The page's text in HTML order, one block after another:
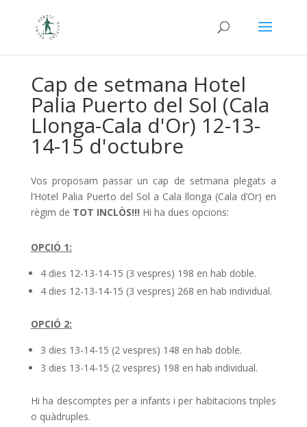
Cap de setmana Hotel
Palia Puerto del Sol (Cala
Llonga-Cala d'Or) 12-13-
14-15 d'octubre
Vos proposam passar un cap de setmana plegats a
l’Hotel Palia Puerto del Sol a Cala llonga (Cala d’Or) en
règim de TOT INCLÒS!!! Hi ha dues opcions:
OPCIÓ 1:
4 dies 12-13-14-15 (3 vespres) 198 en hab doble.
4 dies 12-13-14-15 (3 vespres) 268 en hab individual.
OPCIÓ 2:
3 dies 13-14-15 (2 vespres) 148 en hab doble.
3 dies 13-14-15 (2 vespres) 198 en hab individual.
Hi ha descomptes per a infants i per habitacions triples
o quàdruples.